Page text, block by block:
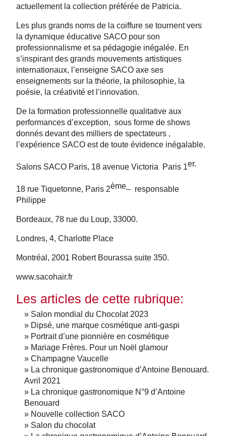
actuellement la collection préférée de Patricia.
Les plus grands noms de la coiffure se tournent vers
la dynamique éducative SACO pour son
professionnalisme et sa pédagogie inégalée. En
s’inspirant des grands mouvements artistiques
internationaux, l’enseigne SACO axe ses
enseignements sur la théorie, la philosophie, la
poésie, la créativité et l’innovation.
De la formation professionnelle qualitative aux
performances d’exception, sous forme de shows
donnés devant des milliers de spectateurs ,
l’expérience SACO est de toute évidence inégalable.
Salons SACO Paris, 18 avenue Victoria Paris 1er.
18 rue Tiquetonne, Paris 2ème– responsable
Philippe
Bordeaux, 78 rue du Loup, 33000.
Londres, 4, Charlotte Place
Montréal, 2001 Robert Bourassa suite 350.
www.sacohair.fr
Les articles de cette rubrique:
» Salon mondial du Chocolat 2023
» Dipsé, une marque cosmétique anti-gaspi
» Portrait d’une pionnière en cosmétique
» Mariage Frères. Pour un Noël glamour
» Champagne Vaucelle
» La chronique gastronomique d’Antoine Benouard.
Avril 2021
» La chronique gastronomique N°9 d’Antoine
Benouard
» Nouvelle collection SACO
» Salon du chocolat